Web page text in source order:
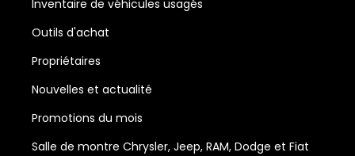
Inventaire de véhicules usagés
Outils d'achat
Propriétaires
Nouvelles et actualité
Promotions du mois
Salle de montre Chrysler, Jeep, RAM, Dodge et Fiat